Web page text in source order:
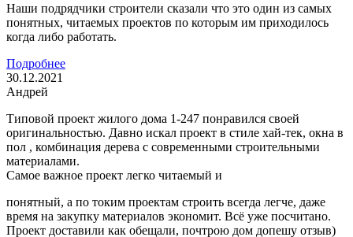
Наши подрядчики строители сказали что это один из самых
понятных, читаемых проектов по которым им приходилось
когда либо работать.
Подробнее
30.12.2021
Андрей
Типовой проект жилого дома 1-247 понравился своей
оригинальностью. Давно искал проект в стиле хай-тек, окна в
пол , комбинация дерева с современными строительными
материалами.
Самое важное проект легко читаемый и
понятный, а по токим проектам строить всегда легче, даже
время на закупку материалов экономит. Всё уже посчитано.
Проект доставили как обещали, почтрою дом допешу отзыв)